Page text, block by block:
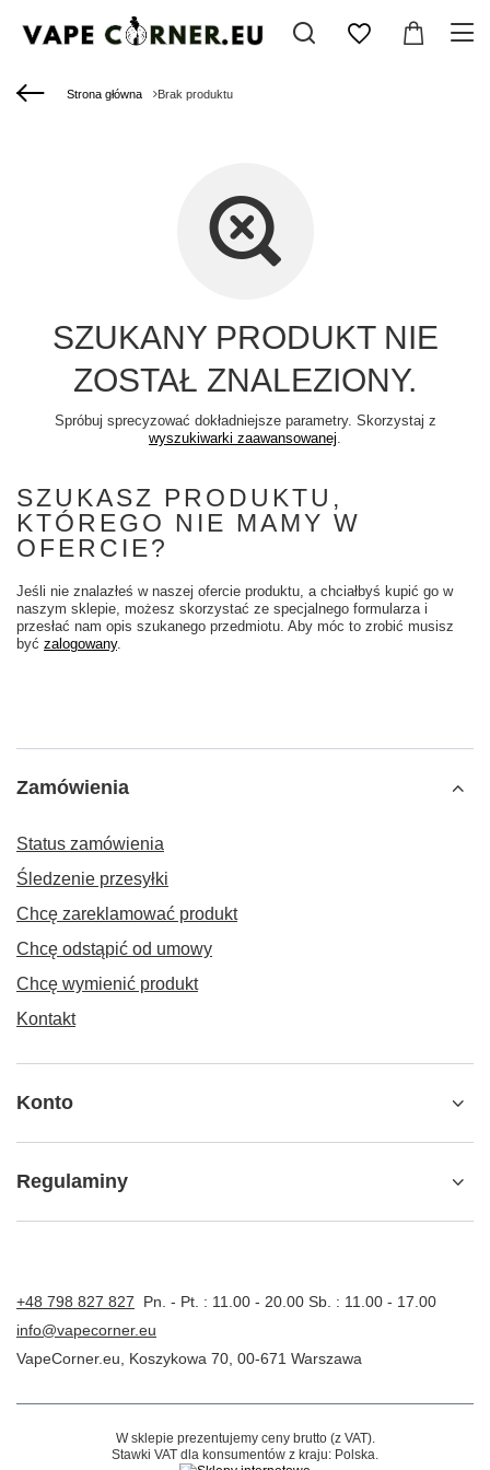
Strona główna Brak produktu
SZUKANY PRODUKT NIE
ZOSTAŁ ZNALEZIONY.
Spróbuj sprecyzować dokładniejsze parametry. Skorzystaj z
wyszukiwarki zaawansowanej.
SZUKASZ PRODUKTU,
KTÓREGO NIE MAMY W
OFERCIE?
Jeśli nie znalazłeś w naszej ofercie produktu, a chciałbyś kupić go w
naszym sklepie, możesz skorzystać ze specjalnego formularza i
przesłać nam opis szukanego przedmiotu. Aby móc to zrobić musisz
być zalogowany.
Zamówienia
Status zamówienia
Śledzenie przesyłki
Chcę zareklamować produkt
Chcę odstąpić od umowy
Chcę wymienić produkt
Kontakt
Konto
Regulaminy
+48 798 827 827
Pn. - Pt. : 11.00 - 20.00 Sb. : 11.00 - 17.00
info@vapecorner.eu
VapeCorner.eu
Koszykowa 70 00-671 Warszawa
W sklepie prezentujemy ceny brutto (z VAT).
Stawki VAT dla konsumentów z kraju: Polska.